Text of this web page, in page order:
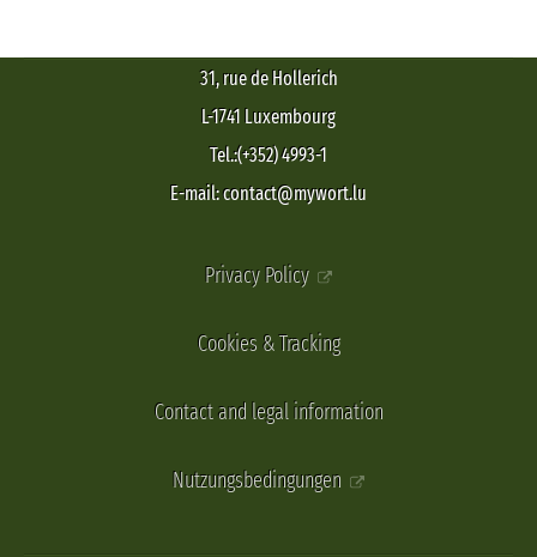
31, rue de Hollerich
L-1741 Luxembourg
Tel.:(+352) 4993-1
E-mail: contact@mywort.lu
Privacy Policy
Cookies & Tracking
Contact and legal information
Nutzungsbedingungen